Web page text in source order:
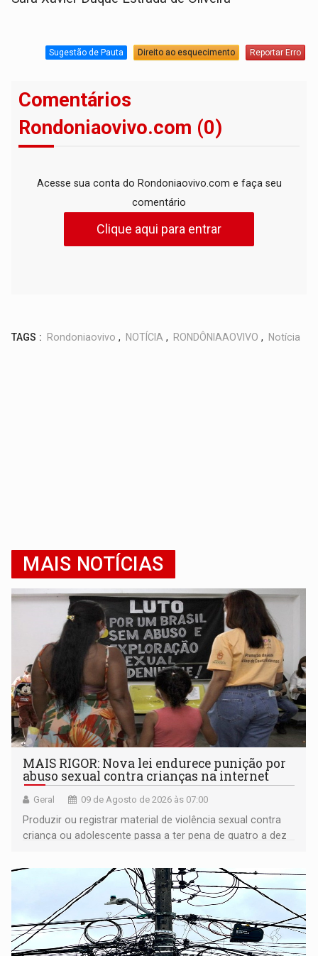
Sugestão de Pauta Direito ao esquecimento Reportar Erro
Comentários
Rondoniaovivo.com (0)
Acesse sua conta do Rondoniaovivo.com e faça seu
comentário
Clique aqui para entrar
TAGS : Rondoniaovivo , NOTÍCIA , RONDÔNIAAOVIVO , Notícia
MAIS NOTÍCIAS
MAIS RIGOR: Nova lei endurece punição por
abuso sexual contra crianças na internet
Geral 09 de Agosto de 2026 às 07:00
Produzir ou registrar material de violência sexual contra
criança ou adolescente passa a ter pena de quatro a dez